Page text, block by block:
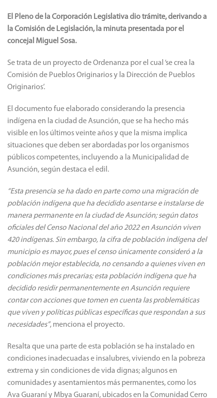
El Pleno de la Corporación Legislativa dio trámite, derivando a
la Comisión de Legislación, la minuta presentada por el
concejal Miguel Sosa.
Se trata de un proyecto de Ordenanza por el cual ‘se crea la
Comisión de Pueblos Originarios y la Dirección de Pueblos
Originarios’.
El documento fue elaborado considerando la presencia
indígena en la ciudad de Asunción, que se ha hecho más
visible en los últimos veinte años y que la misma implica
situaciones que deben ser abordadas por los organismos
públicos competentes, incluyendo a la Municipalidad de
Asunción, según destaca el edil.
“Esta presencia se ha dado en parte como una migración de
población indígena que ha decidido asentarse e instalarse de
manera permanente en la ciudad de Asunción; según datos
oficiales del Censo Nacional del año 2022 en Asunción viven
420 indígenas. Sin embargo, la cifra de población indígena del
municipio es mayor, pues el censo únicamente consideró a la
población mejor establecida, no censando a quienes viven en
condiciones más precarias; esta población indígena que ha
decidido residir permanentemente en Asunción requiere
contar con acciones que tomen en cuenta las problemáticas
que viven y políticas públicas específicas que respondan a sus
necesidades”, menciona el proyecto.
Resalta que una parte de esta población se ha instalado en
condiciones inadecuadas e insalubres, viviendo en la pobreza
extrema y sin condiciones de vida dignas; algunos en
comunidades y asentamientos más permanentes, como los
Ava Guaraní y Mbya Guaraní, ubicados en la Comunidad Cerro